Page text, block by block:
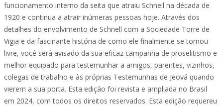
funcionamento interno da seita que atraiu Schnell na década de
1920 e continua a atrair inúmeras pessoas hoje. Através dos
detalhes do envolvimento de Schnell com a Sociedade Torre de
Vigia e da fascinante história de como ele finalmente se tornou
livre, você será avisado da sua eficaz campanha de proselitismo e
melhor equipado para testemunhar a amigos, parentes, vizinhos,
colegas de trabalho e às próprias Testemunhas de Jeová quando
vierem a sua porta. Esta edição foi revista e ampliada no Brasil
em 2024, com todos os direitos reservados. Esta edição requereu